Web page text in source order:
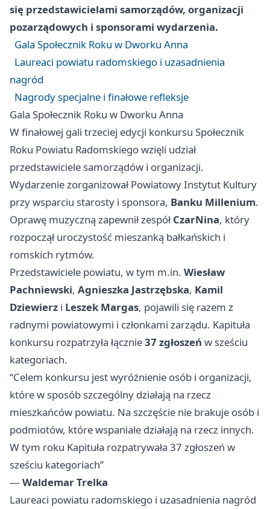
się przedstawicielami samorządów, organizacji
pozarządowych i sponsorami wydarzenia.
Gala Społecznik Roku w Dworku Anna
Laureaci powiatu radomskiego i uzasadnienia
nagród
Nagrody specjalne i finałowe refleksje
Gala Społecznik Roku w Dworku Anna
W finałowej gali trzeciej edycji konkursu Społecznik
Roku Powiatu Radomskiego wzięli udział
przedstawiciele samorządów i organizacji.
Wydarzenie zorganizował Powiatowy Instytut Kultury
przy wsparciu starosty i sponsora, Banku Millenium.
Oprawę muzyczną zapewnił zespółCzarNina, który
rozpoczął uroczystość mieszanką bałkańskich i
romskich rytmów.
Przedstawiciele powiatu, w tym m.in. Wiesław
Pachniewski, Agnieszka Jastrzębska, Kamil
Dziewierz i Leszek Margas, pojawili się razem z
radnymi powiatowymi i członkami zarządu. Kapituła
konkursu rozpatrzyła łącznie37 zgłoszeń w sześciu
kategoriach.
“Celem konkursu jest wyróżnienie osób i organizacji,
które w sposób szczególny działają na rzecz
mieszkańców powiatu. Na szczęście nie brakuje osób i
podmiotów, które wspaniale działają na rzecz innych.
W tym roku Kapituła rozpatrywała 37 zgłoszeń w
sześciu kategoriach”
— Waldemar Trelka
Laureaci powiatu radomskiego i uzasadnienia nagród